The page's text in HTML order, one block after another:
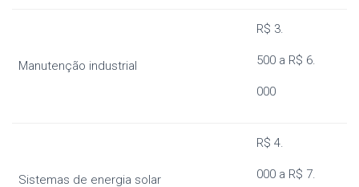
Manutenção industrial
R$ 3.
500 a R$ 6.
000
Sistemas de energia solar
R$ 4.
000 a R$ 7.